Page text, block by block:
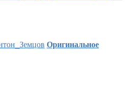
Оригинальное